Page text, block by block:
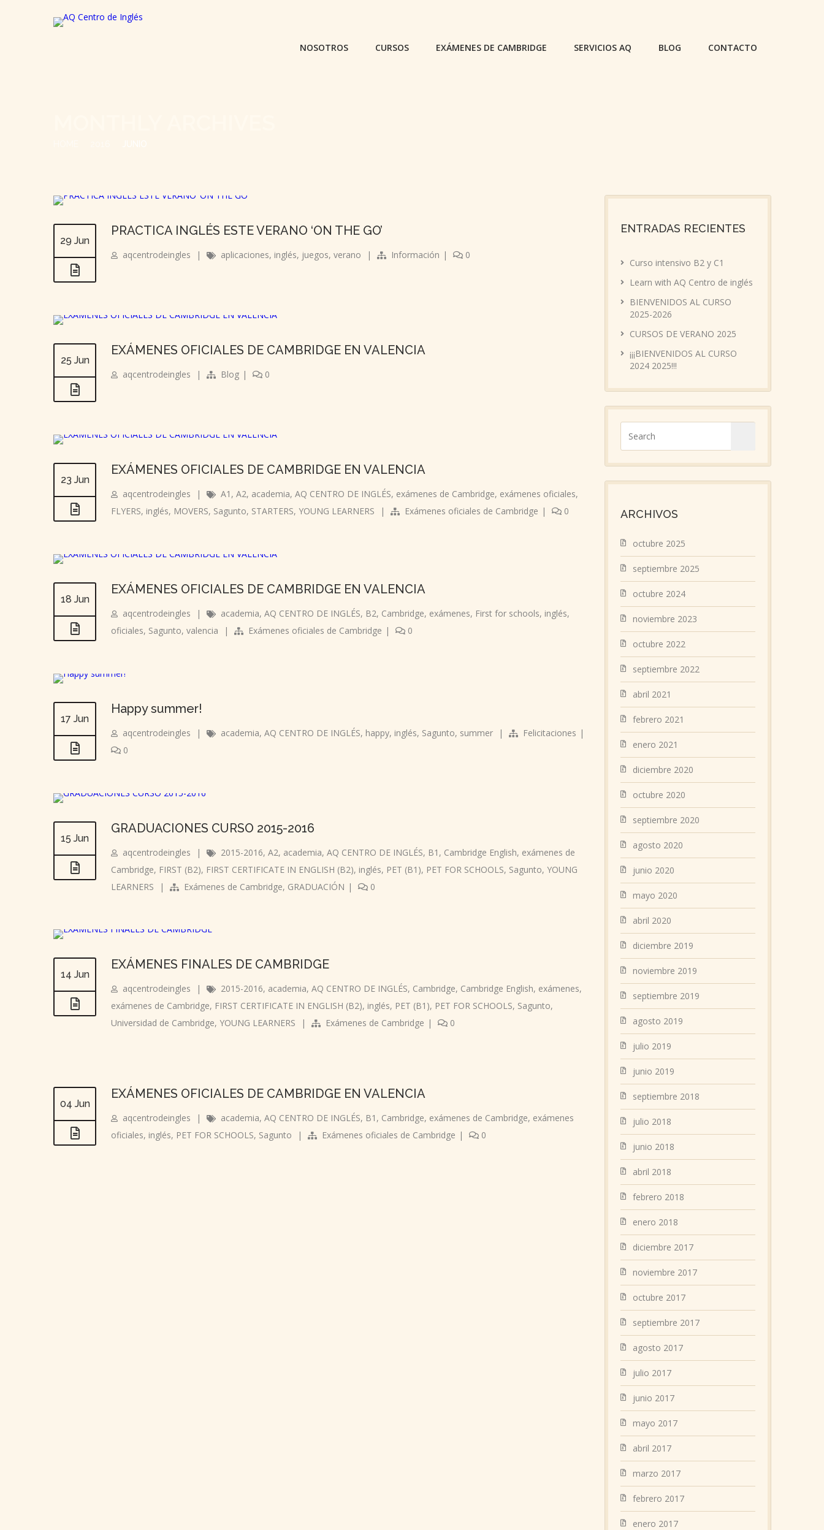
NOSOTROS CURSOS EXÁMENES DE CAMBRIDGE SERVICIOS AQ BLOG CONTACTO
29 Jun
PRACTICA INGLÉS ESTE VERANO ‘ON THE GO’
aqcentrodeingles | aplicaciones, inglés, juegos, verano | Información | 0
25 Jun
EXÁMENES OFICIALES DE CAMBRIDGE EN VALENCIA
aqcentrodeingles | Blog | 0
23 Jun
EXÁMENES OFICIALES DE CAMBRIDGE EN VALENCIA
aqcentrodeingles | A1 , A2, academia, AQ CENTRO DE INGLÉS, exámenes de Cambridge, exámenes oficiales,
FLYERS, inglés, MOVERS, Sagunto, STARTERS, YOUNG LEARNERS | Exámenes oficiales de Cambridge | 0
18 Jun
EXÁMENES OFICIALES DE CAMBRIDGE EN VALENCIA
aqcentrodeingles | academia, AQ CENTRO DE INGLÉS, B2, Cambridge, exámenes, First for schools, inglés,
oficiales, Sagunto, valencia | Exámenes oficiales de Cambridge | 0
17 Jun
Happy summer!
aqcentrodeingles | academia, AQ CENTRO DE INGLÉS, happy, inglés, Sagunto, summer | Felicitaciones |
0
15 Jun
GRADUACIONES CURSO 2015-2016
aqcentrodeingles | 2015-2016, A2, academia, AQ CENTRO DE INGLÉS, B1 , Cambridge English, exámenes de
Cambridge, FIRST (B2), FIRST CERTIFICATE IN ENGLISH (B2), inglés, PET (B1), PET FOR SCHOOLS, Sagunto, YOUNG
LEARNERS
| Exámenes de Cambridge, GRADUACIÓN | 0
14 Jun
EXÁMENES FINALES DE CAMBRIDGE
aqcentrodeingles | 2015-2016, academia, AQ CENTRO DE INGLÉS, Cambridge, Cambridge English, exámenes,
exámenes de Cambridge, FIRST CERTIFICATE IN ENGLISH (B2), inglés, PET (B1), PET FOR SCHOOLS, Sagunto,
Universidad de Cambridge, YOUNG LEARNERS | Exámenes de Cambridge | 0
04 Jun
EXÁMENES OFICIALES DE CAMBRIDGE EN VALENCIA
aqcentrodeingles | academia, AQ CENTRO DE INGLÉS, B1 , Cambridge, exámenes de Cambridge, exámenes
oficiales, inglés, PET FOR SCHOOLS, Sagunto | Exámenes oficiales de Cambridge | 0
ENTRADAS RECIENTES
Curso intensivo B2 y C1
Learn with AQ Centro de inglés
BIENVENIDOS AL CURSO
2025-2026
CURSOS DE VERANO 2025
¡¡¡BIENVENIDOS AL CURSO
2024 2025!!!
ARCHIVOS
octubre 2025
septiembre 2025
octubre 2024
noviembre 2023
octubre 2022
septiembre 2022
abril 2021
febrero 2021
enero 2021
diciembre 2020
octubre 2020
septiembre 2020
agosto 2020
junio 2020
mayo 2020
abril 2020
diciembre 2019
noviembre 2019
septiembre 2019
agosto 2019
julio 2019
junio 2019
septiembre 2018
julio 2018
junio 2018
abril 2018
febrero 2018
enero 2018
diciembre 2017
noviembre 2017
octubre 2017
septiembre 2017
agosto 2017
julio 2017
junio 2017
mayo 2017
abril 2017
marzo 2017
febrero 2017
enero 2017